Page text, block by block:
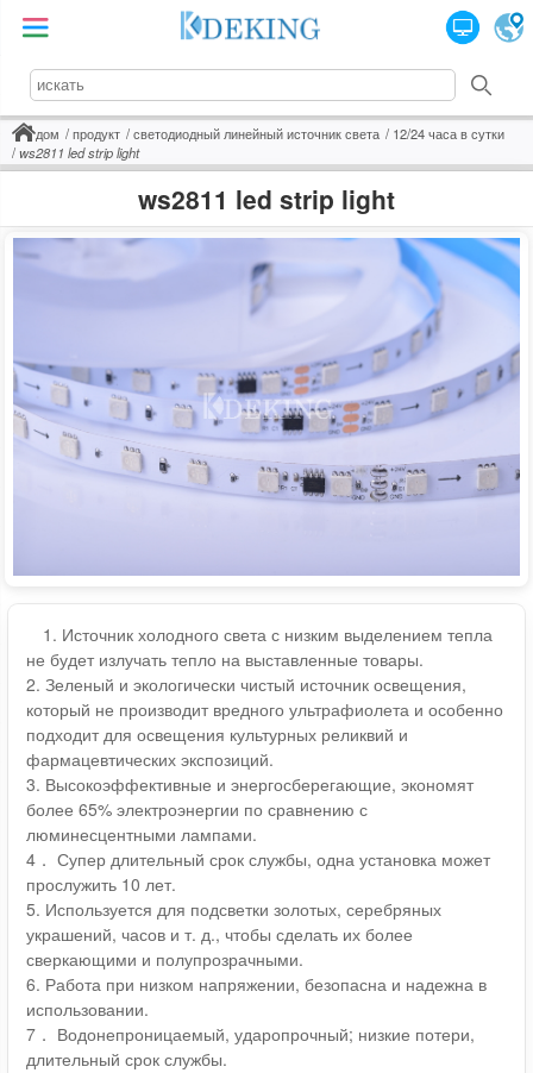
дом продукт светодиодный линейный источник света
12/24 часа в сутки
ws2811 led strip light
ws2811 led strip light
1. Источник холодного света с низким выделением тепла
не будет излучать тепло на выставленные товары.
2. Зеленый и экологически чистый источник освещения,
который не производит вредного ультрафиолета и особенно
подходит для освещения культурных реликвий и
фармацевтических экспозиций.
3. Высокоэффективные и энергосберегающие, экономят
более 65% электроэнергии по сравнению с
люминесцентными лампами.
4． Супер длительный срок службы, одна установка может
прослужить 10 лет.
5. Используется для подсветки золотых, серебряных
украшений, часов и т. д., чтобы сделать их более
сверкающими и полупрозрачными.
6. Работа при низком напряжении, безопасна и надежна в
использовании.
7． Водонепроницаемый, ударопрочный; низкие потери,
длительный срок службы.